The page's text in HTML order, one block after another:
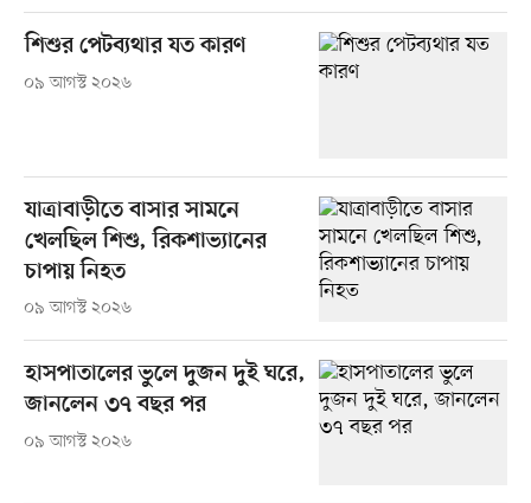
শিশুর পেটব্যথার যত কারণ
০৯ আগস্ট ২০২৬
যাত্রাবাড়ীতে বাসার সামনে
খেলছিল শিশু, রিকশাভ্যানের
চাপায় নিহত
০৯ আগস্ট ২০২৬
হাসপাতালের ভুলে দুজন দুই ঘরে,
জানলেন ৩৭ বছর পর
০৯ আগস্ট ২০২৬